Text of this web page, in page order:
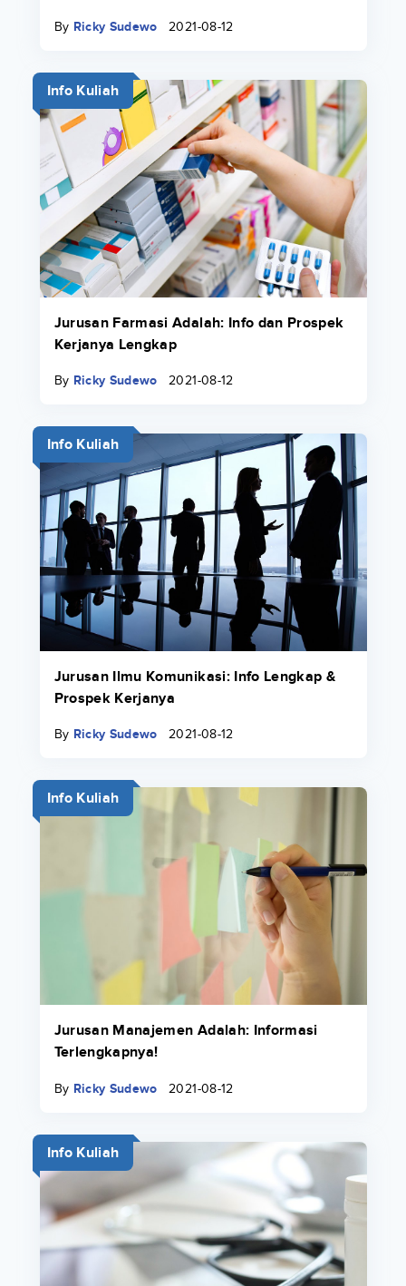
By Ricky Sudewo 2021-08-12
Info Kuliah
Jurusan Farmasi Adalah: Info dan Prospek
Kerjanya Lengkap
By Ricky Sudewo 2021-08-12
Info Kuliah
Jurusan Ilmu Komunikasi: Info Lengkap &
Prospek Kerjanya
By Ricky Sudewo 2021-08-12
Info Kuliah
Jurusan Manajemen Adalah: Informasi
Terlengkapnya!
By Ricky Sudewo 2021-08-12
Info Kuliah